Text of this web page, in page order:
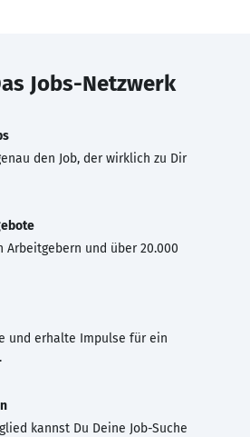
Jobs-Netzwerk
den Job, der wirklich zu Dir
Arbeitgebern und über 20.000
und erhalte Impulse für ein
kannst Du Deine Job-Suche